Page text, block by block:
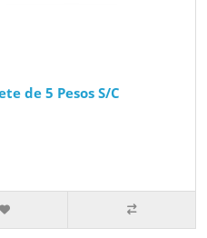
de 5 Pesos S/C